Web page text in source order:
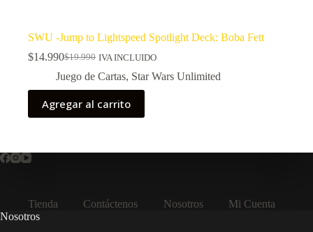
SWU -Jump to Lightspeed Spotlight Deck: Boba Fett
$19.990
El
precio
original
era:
$19.990.
$14.990El
precio
actual
es:
$14.990.
IVA INCLUIDO
Juego de Cartas, Star Wars Unlimited
Agregar al carrito
Tienda Contáctenos Nosotros
Mi Cuenta
Nosotros